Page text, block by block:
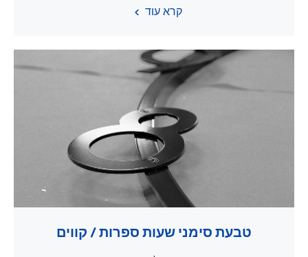
קרא עוד
טבעת סימני שעות ספרות / קווים